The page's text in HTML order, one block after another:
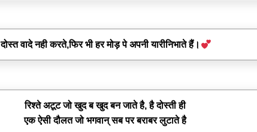
दोस्त वादे नही करते,फिर भी हर मोड़ पे अपनी यारीनिभाते हैं।
रिश्ते अटूट जो खुद ब खुद बन जाते है, है दोस्ती ही
एक ऐसी दौलत जो भगवान् सब पर बराबर लुटाते है